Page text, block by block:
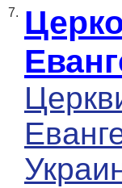
7.